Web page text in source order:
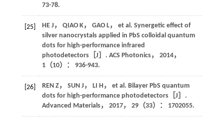
73-78.
[25] HE J ， QIAO K， GAO L， et al. Synergetic effect of
silver nanocrystals applied in PbS colloidal quantum
dots for high-performance infrared
photodetectors［J］. ACS Photonics， 2014，
1（10）： 936-943.
[26] REN Z， SUN J ， LI H ， et al. Bilayer PbS quantum
dots for high-performance photodetectors［J］.
Advanced Materials， 2017， 29（33）： 1702055.